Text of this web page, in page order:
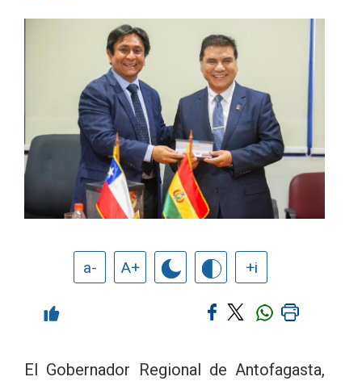
a- A+ +i
El Gobernador Regional de Antofagasta,